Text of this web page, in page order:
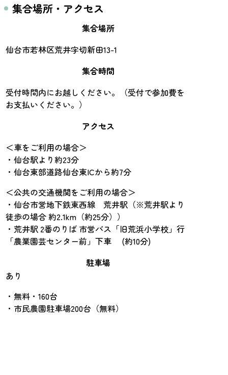
集合場所・アクセス
集合場所
仙台市若林区荒井字切新田13-1
集合時間
受付時間内にお越しください。（受付で参加費を
お支払いください。）
アクセス
＜車をご利用の場合＞
・仙台駅より約23分
・仙台東部道路仙台東ICから約7分
＜公共の交通機関をご利用の場合＞
・仙台市営地下鉄東西線 荒井駅（※荒井駅より
徒歩の場合 約2.1km（約25分））
・荒井駅 2番のりば 市営バス「旧荒浜小学校」行
「農業園芸センター前」下車 (約10分)
駐車場
あり
・無料・160台
・市民農園駐車場200台（無料）